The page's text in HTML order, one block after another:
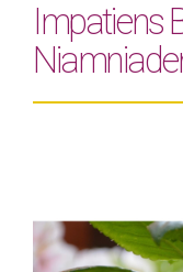
Impatiens